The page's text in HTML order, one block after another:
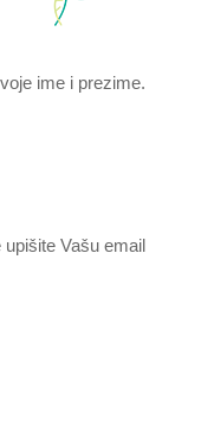
ime i prezime.
Vašu email